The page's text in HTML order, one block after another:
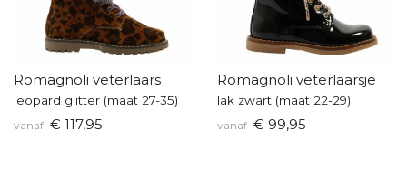
Romagnoli veterlaars
leopard glitter (maat 27-35)
vanaf € 117,95
Romagnoli veterlaarsje
lak zwart (maat 22-29)
vanaf € 99,95